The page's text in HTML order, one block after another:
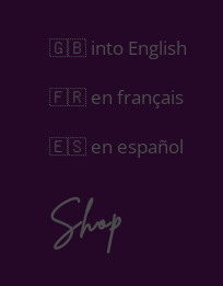
🇬🇧 into English
🇫🇷 en français
🇪🇸 en español
Shop